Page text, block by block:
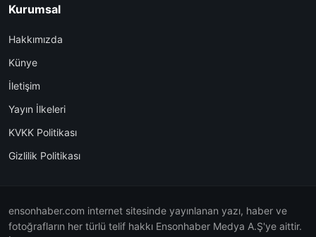
Kurumsal
Hakkımızda
Künye
İletişim
Yayın İlkeleri
KVKK Politikası
Gizlilik Politikası
ensonhaber.com internet sitesinde yayınlanan yazı, haber ve
fotoğrafların her türlü telif hakkı Ensonhaber Medya A.Ş'ye aittir.